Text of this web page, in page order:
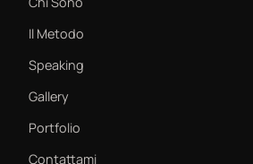
Il Metodo
Speaking
Gallery
Portfolio
Contattami